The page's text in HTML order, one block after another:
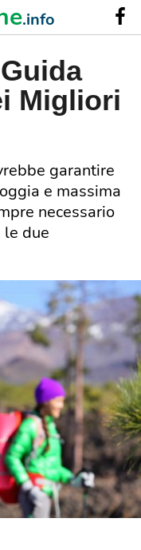
Migliori
garantire
e massima
necessario
le due
.info